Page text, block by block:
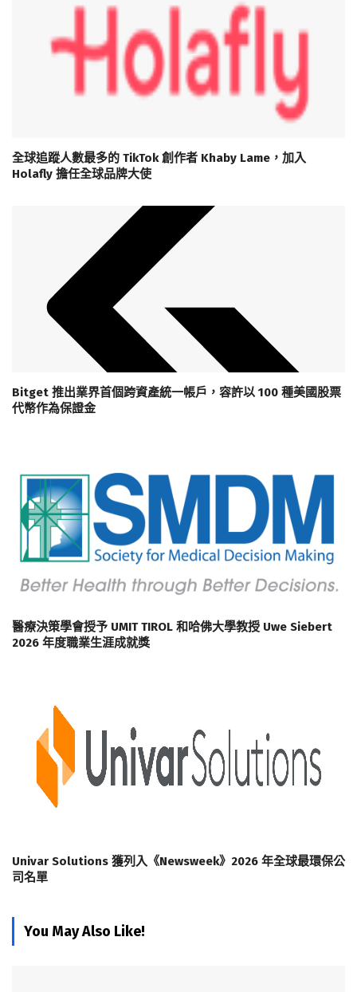
全球追蹤人數最多的 TikTok 創作者 Khaby Lame，加入
Holafly 擔任全球品牌大使
Bitget 推出業界首個跨資產統一帳戶，容許以 100 種美國股票
代幣作為保證金
醫療決策學會授予 UMIT TIROL 和哈佛大學教授 Uwe Siebert
2026 年度職業生涯成就獎
Univar Solutions 獲列入《Newsweek》2026 年全球最環保公
司名單
You May Also Like!